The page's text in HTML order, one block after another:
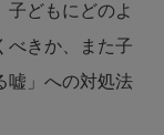
子どもにどのよ
べきか、また子
嘘」への対処法